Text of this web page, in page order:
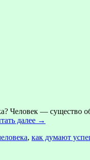
Человек — существо
далее →
, как думают